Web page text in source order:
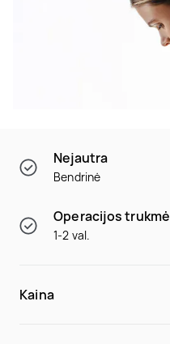
Nejautra
Bendrinė
Operacijos trukmė
1-2 val.
Kaina